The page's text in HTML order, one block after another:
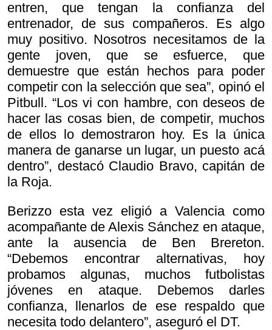
entren, que tengan la confianza del
entrenador, de sus compañeros. Es algo
muy positivo. Nosotros necesitamos de la
gente joven, que se esfuerce, que
demuestre que están hechos para poder
competir con la selección que sea”, opinó el
Pitbull. “Los vi con hambre, con deseos de
hacer las cosas bien, de competir, muchos
de ellos lo demostraron hoy. Es la única
manera de ganarse un lugar, un puesto acá
dentro”, destacó Claudio Bravo, capitán de
la Roja.
Berizzo esta vez eligió a Valencia como
acompañante de Alexis Sánchez en ataque,
ante la ausencia de Ben Brereton.
“Debemos encontrar alternativas, hoy
probamos algunas, muchos futbolistas
jóvenes en ataque. Debemos darles
confianza, llenarlos de ese respaldo que
necesita todo delantero”, aseguró el DT.